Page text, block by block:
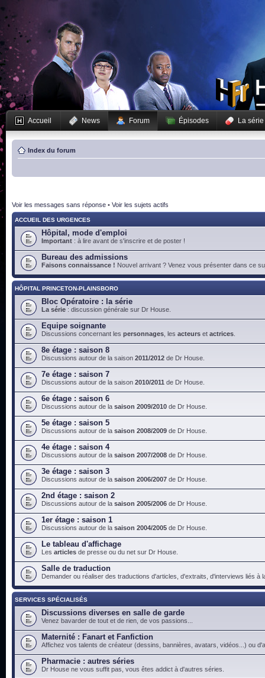
Accueil News Forum Épisodes La série
Index du forum
Voir les messages sans réponse • Voir les sujets actifs
ACCUEIL DES URGENCES
Hôpital, mode d'emploi
Important : à lire avant de s'inscrire et de poster !
Bureau des admissions
Faisons connaissance ! Nouvel arrivant ? Venez vous présenter dans ce
HÔPITAL PRINCETON-PLAINSBORO
Bloc Opératoire : la série
La série : discussion générale sur Dr House.
Equipe soignante
Discussions concernant les personnages , les acteurs et actrices
8e étage : saison 8
Discussions autour de la saison 2011/2012 de Dr House.
7e étage : saison 7
Discussions autour de la saison 2010/2011 de Dr House.
6e étage : saison 6
Discussions autour de la saison 2009/2010 de Dr House.
5e étage : saison 5
Discussions autour de la saison 2008/2009 de Dr House.
4e étage : saison 4
Discussions autour de la saison 2007/2008 de Dr House.
3e étage : saison 3
Discussions autour de la saison 2006/2007 de Dr House.
2nd étage : saison 2
Discussions autour de la saison 2005/2006 de Dr House.
1er étage : saison 1
Discussions autour de la saison 2004/2005 de Dr House.
Le tableau d'affichage
Les articles de presse ou du net sur Dr House.
Salle de traduction
Demander ou réaliser des traductions d'articles, d'extraits, d'interviews liés à
SERVICES SPÉCIALISÉS
Discussions diverses en salle de garde
Venez bavarder de tout et de rien, de vos passions...
Maternité : Fanart et Fanfiction
Affichez vos talents de créateur (dessins, bannières, avatars, vidéos...) ou
Pharmacie : autres séries
Dr House ne vous suffit pas, vous êtes addict à d'autres séries.